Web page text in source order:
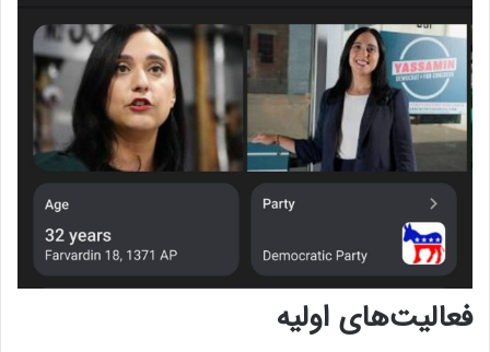
فعالیت‌های اولیه